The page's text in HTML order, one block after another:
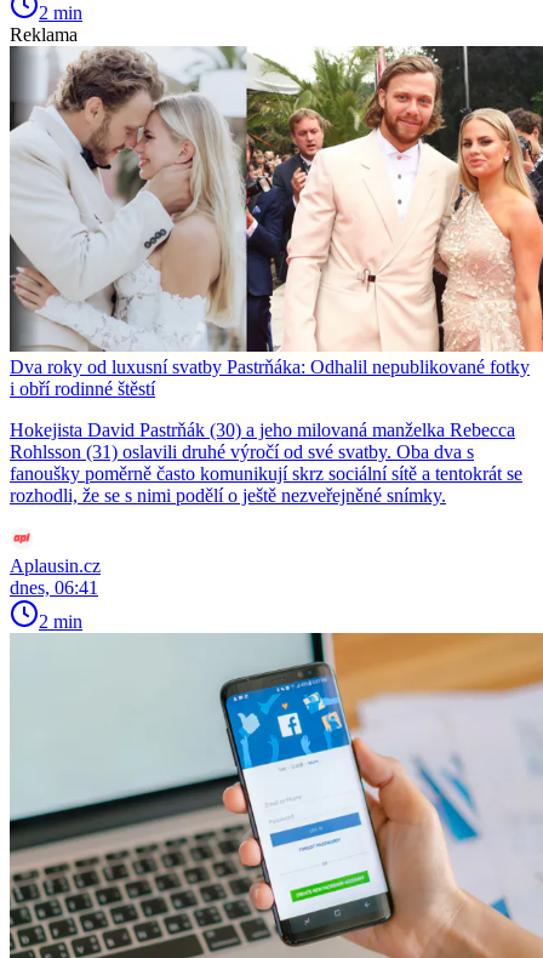
2 min
Reklama
Dva roky od luxusní svatby Pastrňáka: Odhalil nepublikované fotky
i obří rodinné štěstí
Hokejista David Pastrňák (30) a jeho milovaná manželka Rebecca
Rohlsson (31) oslavili druhé výročí od své svatby. Oba dva s
fanoušky poměrně často komunikují skrz sociální sítě a tentokrát se
rozhodli, že se s nimi podělí o ještě nezveřejněné snímky.
Aplausin.cz
dnes, 06:41
2 min